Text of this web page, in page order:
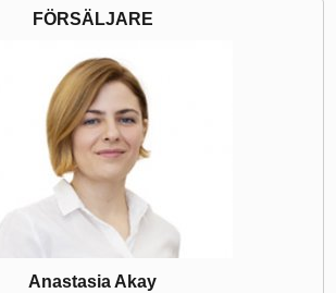
FÖRSÄLJARE
Anastasia Akay